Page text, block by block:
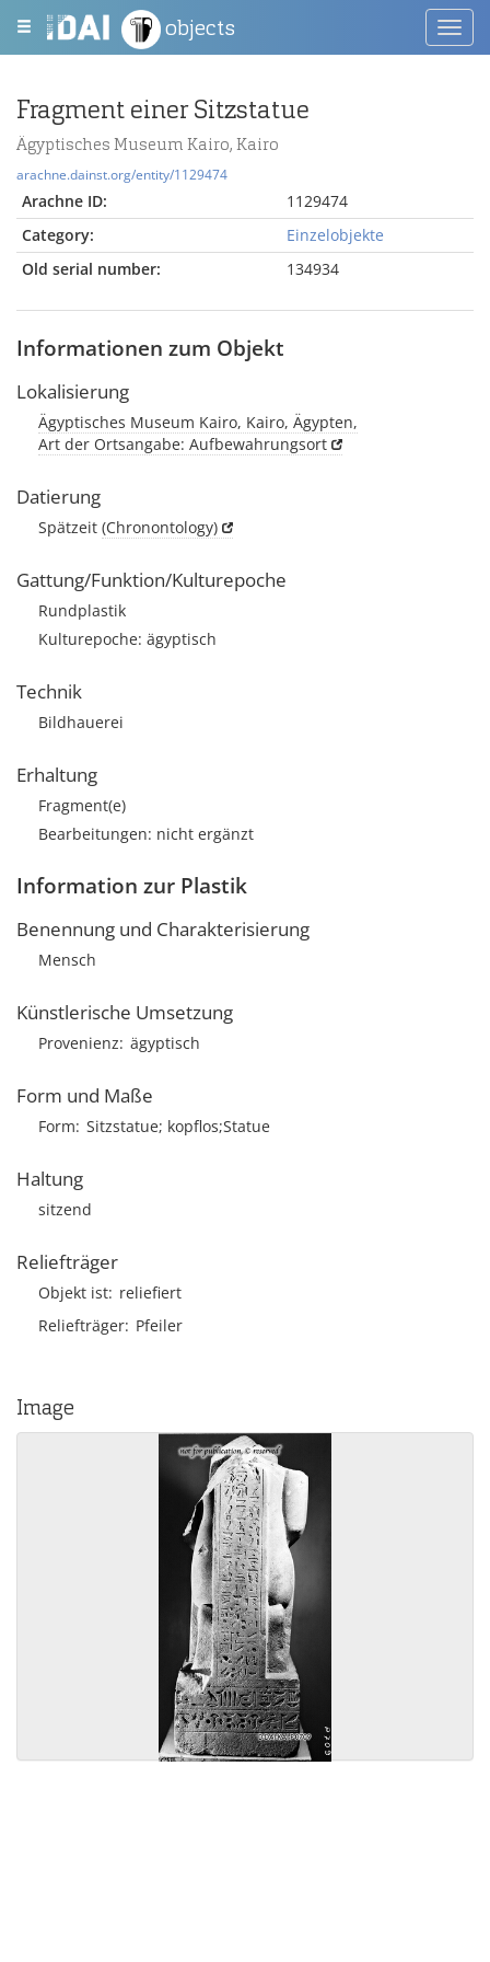
objects
Fragment einer Sitzstatue
Ägyptisches Museum Kairo, Kairo
arachne.dainst.org/entity/1129474
Arachne ID:
1129474
Category:
Einzelobjekte
Old serial number:
134934
Informationen zum Objekt
Lokalisierung
Ägyptisches Museum Kairo, Kairo, Ägypten,
Art der Ortsangabe: Aufbewahrungsort
Datierung
Spätzeit (Chronontology)
Gattung/Funktion/Kulturepoche
Rundplastik
Kulturepoche: ägyptisch
Technik
Bildhauerei
Erhaltung
Fragment(e)
Bearbeitungen: nicht ergänzt
Information zur Plastik
Benennung und Charakterisierung
Mensch
Künstlerische Umsetzung
Provenienz ägyptisch
Form und Maße
Form Sitzstatue; kopflos;Statue
Haltung
sitzend
Reliefträger
Objekt ist reliefiert
Reliefträger Pfeiler
Image